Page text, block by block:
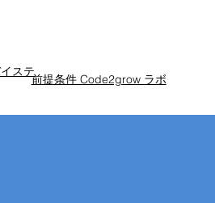
ステ
前提条件 Code2grow ラボ